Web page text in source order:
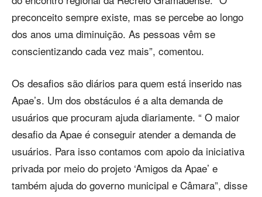
preconceito sempre existe, mas se percebe ao longo
dos anos uma diminuição. As pessoas vêm se
conscientizando cada vez mais”, comentou.
Os desafios são diários para quem está inserido nas
Apae’s. Um dos obstáculos é a alta demanda de
usuários que procuram ajuda diariamente. “ O maior
desafio da Apae é conseguir atender a demanda de
usuários. Para isso contamos com apoio da iniciativa
privada por meio do projeto ‘Amigos da Apae’ e
também ajuda do governo municipal e Câmara”, disse